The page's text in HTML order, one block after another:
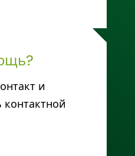
и
контактной